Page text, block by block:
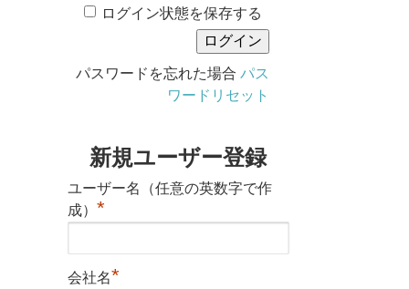
ログイン状態を保存する
パスワードを忘れた場合 パス
ワードリセット
新規ユーザー登録
ユーザー名（任意の英数字で作
成） *
会社名*